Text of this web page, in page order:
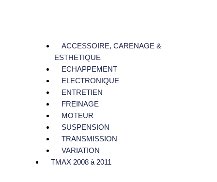
ACCESSOIRE, CARENAGE &
ESTHETIQUE
ECHAPPEMENT
ELECTRONIQUE
ENTRETIEN
FREINAGE
MOTEUR
SUSPENSION
TRANSMISSION
VARIATION
TMAX 2008 à 2011